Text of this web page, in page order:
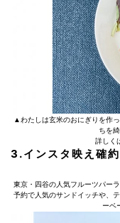
▲わたしは玄米のおにぎりを作
ちを
詳しく
3.インスタ映え確
東京・四谷の人気フルーツパー
予約で人気のサンドイッチや、
ーベ